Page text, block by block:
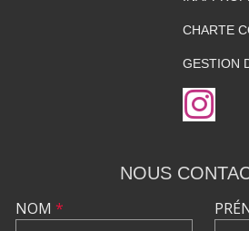
CHARTE
GESTION
NOUS
NOM *